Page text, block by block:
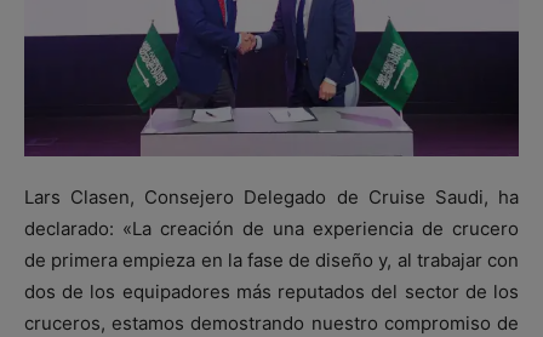
Lars Clasen, Consejero Delegado de Cruise Saudi, ha
declarado: «La creación de una experiencia de crucero
de primera empieza en la fase de diseño y, al trabajar con
dos de los equipadores más reputados del sector de los
cruceros, estamos demostrando nuestro compromiso de